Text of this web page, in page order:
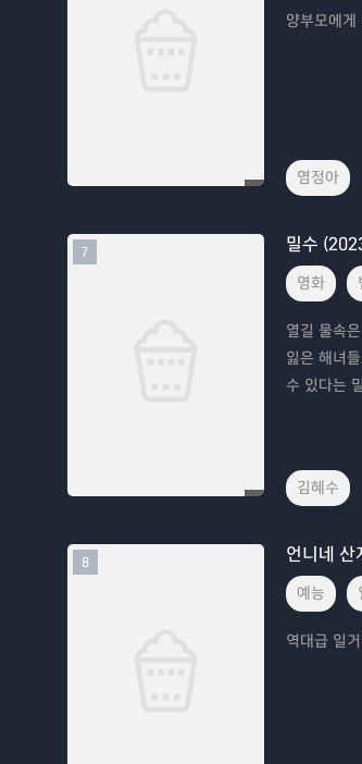
양부모에
염정아
7 밀수
영화
열길 물속
잃은 해녀
수 있다는
김혜수
8 언니네 산
예능
역대급 일